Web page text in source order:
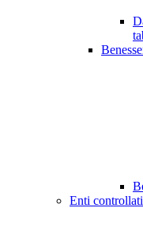
Enti controllati